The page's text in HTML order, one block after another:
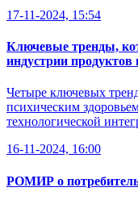
17-11-2024, 15:54
Ключевые тренды,
индустрии продуктов
Четыре ключевых
психическим
технологической
16-11-2024, 16:00
РОМИР о